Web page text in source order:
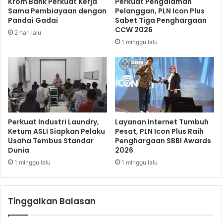
a
n
B
e
a
m
P
r
o
m
o
,
A
a
t
e
n
T
a
k
A
d
a
t
a
Sama Pembiayaan dengan
Pandai Gadai
2 hari lalu
Pelanggan, PLN Icon Plus
Sabet Tiga Penghargaan
CCW 2026
1 minggu lalu
Perkuat Industri Laundry,
Ketum ASLI Siapkan Pelaku
Usaha Tembus Standar
Dunia
1 minggu lalu
Layanan Internet Tumbuh
Pesat, PLN Icon Plus Raih
Penghargaan SBBI Awards
2026
1 minggu lalu
Tinggalkan Balasan